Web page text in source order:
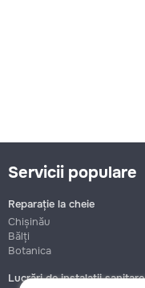
Servicii populare
Reparație la cheie
Chișinău
Bălți
Botanica
Lucrări de instalații sanitare